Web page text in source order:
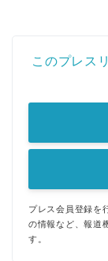
このプレス
プレス会員登録を
の情報など、報道
す。